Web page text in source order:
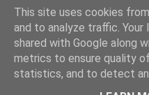
Zu guter Letzt: Europa
Impressum
This site uses cookies
and to analyze traffic. Your
shared with Google along
metrics to ensure quality
statistics, and to detect